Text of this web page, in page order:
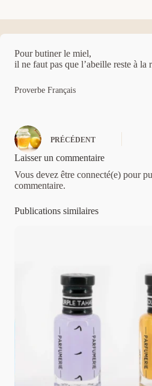
Pour butiner le miel,
il ne faut pas que l’abeille reste à la
Proverbe Français
PRÉCÉDENT
Laisser un commentaire
Vous devez être connecté(e) pour
commentaire.
Publications similaires